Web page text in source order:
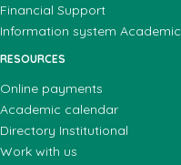
Financial Support
Information system Academic
RESOURCES
Online payments
Academic calendar
Directory Institutional
Work with us